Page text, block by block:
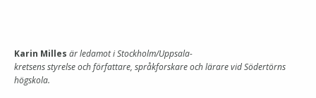
Karin Milles är ledamot i Stockholm/Uppsala-
kretsens styrelse och författare, språkforskare och lärare vid Södertörns
högskola.